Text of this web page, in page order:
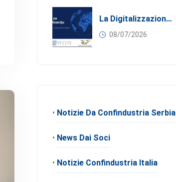
La Digitalizzazione Come Motore Dell’internazionalizzazione
08/07/2026
• Notizie Da Confindustria Serbia
• News Dai Soci
• Notizie Confindustria Italia